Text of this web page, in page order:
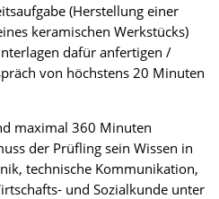
(Herstellung einer
keramischen Werkstücks)
dafür anfertigen /
von höchstens 20 Minuten
maximal 360 Minuten
der Prüfling sein Wissen in
technische Kommunikation,
und Sozialkunde unter